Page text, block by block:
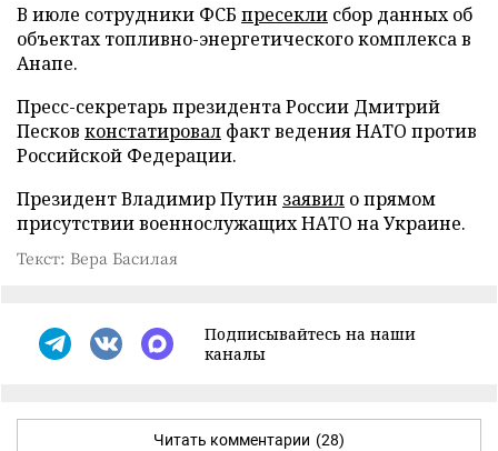
В июле сотрудники ФСБ пресекли сбор данных об
объектах топливно-энергетического комплекса в
Анапе.
Пресс-секретарь президента России Дмитрий
Песков констатировал факт ведения НАТО против
Российской Федерации.
Президент Владимир Путин заявил о прямом
присутствии военнослужащих НАТО на Украине.
Текст: Вера Басилая
Подписывайтесь на наши
каналы
Читать комментарии (28)